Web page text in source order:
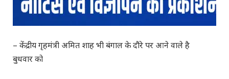
– केंद्रीय गृहमंत्री अमित शाह भी बंगाल के दौरे पर आने वाले है
बुधवार को